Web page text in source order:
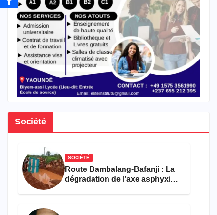
Société
SOCIÉTÉ
Route Bambalang-Bafanji : La
dégradation de l’axe asphyxie